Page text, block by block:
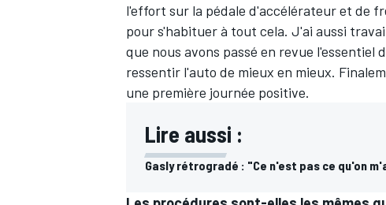
WEC
l'effort sur la pédale d'accélérateur et de
pour s'habituer à tout cela. J'ai aussi
que nous avons passé en revue
ressentir l'auto de mieux en mieux.
une première journée positive.
Lire aussi :
Gasly rétrogradé : "Ce n'est pas ce qu'on